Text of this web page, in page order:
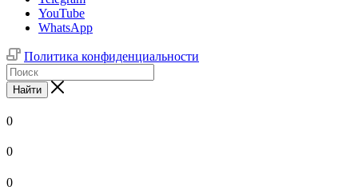
YouTube
WhatsApp
Политика конфиденциальности
Найти
0
0
0